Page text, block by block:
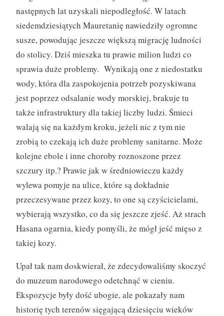
następnych lat uzyskali niepodległość. W latach
siedemdziesiątych Mauretanię nawiedziły ogromne
susze, powodując jeszcze większą migrację ludności
do stolicy. Dziś mieszka tu prawie milion ludzi co
sprawia duże problemy. Wynikają one z niedostatku
wody, która dla zaspokojenia potrzeb pozyskiwana
jest poprzez odsalanie wody morskiej, brakuje tu
także infrastruktury dla takiej liczby ludzi. Śmieci
walają się na każdym kroku, jeżeli nic z tym nie
zrobią to czekają ich duże problemy sanitarne. Może
kolejne ebole i inne choroby roznoszone przez
szczury itp.? Prawie jak w średniowieczu każdy
wylewa pomyje na ulice, które są dokładnie
przeczesywane przez kozy, to one są czyścicielami,
wybierają wszystko, co da się jeszcze zjeść. Aż strach
Hasana ogarnia, kiedy pomyśli, że mógł jeść mięso z
takiej kozy.
Upał tak nam doskwierał, że zdecydowaliśmy skoczyć
do muzeum narodowego odetchnąć w cieniu.
Ekspozycje były dość ubogie, ale pokazały nam
historię tych terenów sięgającą dziesięciu wieków